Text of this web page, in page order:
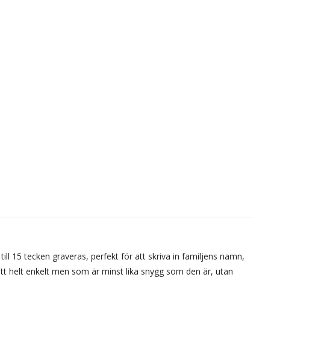
15 tecken graveras, perfekt för att skriva in familjens namn,
helt enkelt men som är minst lika snygg som den är, utan